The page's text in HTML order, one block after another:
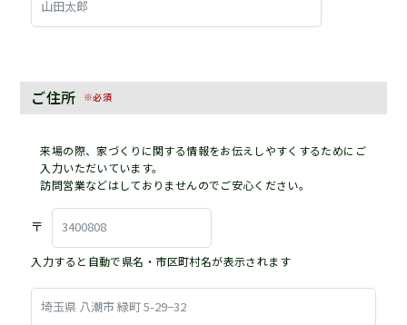
ご住所 ※必須
来場の際、家づくりに関する情報をお伝えしやすくするためにご
入力いただいています。
訪問営業などはしておりませんのでご安心ください。
〒
入力すると自動で県名・市区町村名が表示されます